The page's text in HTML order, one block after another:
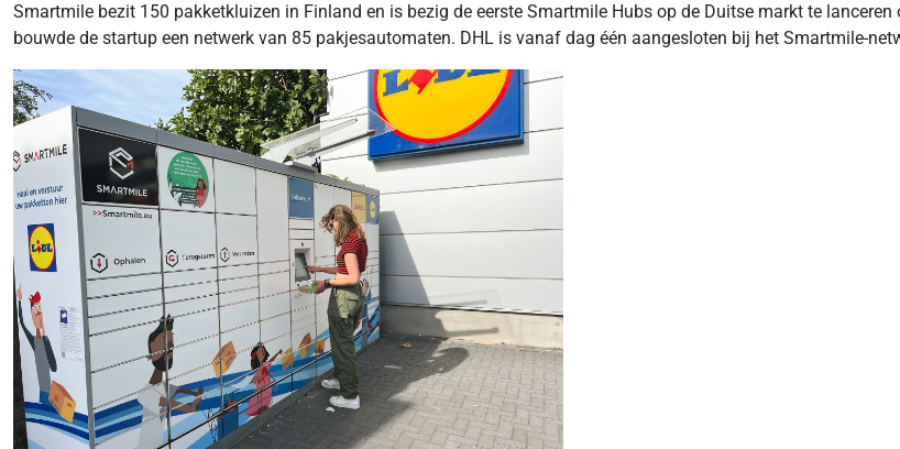
Smartmile bezit 150 pakketkluizen in Finland en is bezig de eerste Smartmile Hubs op de Duitse markt te
bouwde de startup een netwerk van 85 pakjesautomaten. DHL is vanaf dag één aangesloten bij het Smartmile-